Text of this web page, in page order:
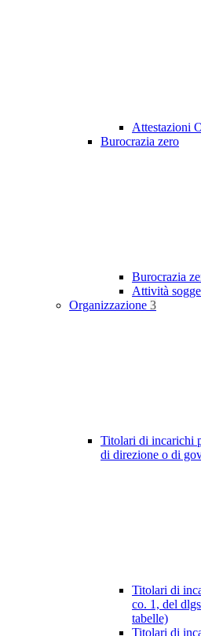
Attestazioni
Burocrazia zero
Burocrazia
Attività
Organizzazione 3
Titolari di incarichi
di direzione o di
Titolari di
co. 1, del
tabelle)
Titolari di